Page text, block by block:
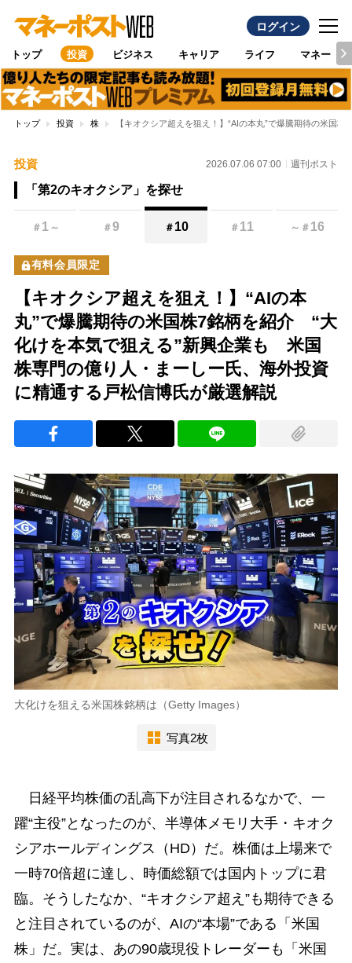
ログイン
トップ 投資 ビジネス キャリア ライフ マネー
トップ 投資 株 【キオクシア超えを狙え！】“AIの本丸”で爆騰期待の米
投資 2026.07.06 07:00 週刊ポスト
「第2のキオクシア」を探せ
＃ 1 ～ ＃9 ＃ 10 ＃ 11 ～ ＃ 16
有料会員限定
【キオクシア超えを狙え！】“AIの本
丸”で爆騰期待の米国株7銘柄を紹介 “大
化けを本気で狙える”新興企業も 米国
株専門の億り人・まーしー氏、海外投資
に精通する戸松信博氏が厳選解説
大化けを狙える米国株銘柄は（Getty Images）
写真2枚
日経平均株価の乱高下が注目されるなかで、一
躍“主役”となったのが、半導体メモリ大手・キオク
シアホールディングス（HD）だ。株価は上場来で
一時70倍超に達し、時価総額では国内トップに君
臨。そうしたなか、“キオクシア超え”も期待できる
と注目されているのが、AIの“本場”である「米国
株」だ。実は、あの90歳現役トレーダーも「米国